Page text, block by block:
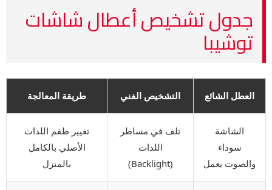
جدول تشخيص أعطال شاشات
توشيبا
العطل الشائع التشخيص الفني طريقة المعالجة
الشاشة
سوداء
والصوت يعمل
تلف في مساطر
اللدات
(Backlight)
تغيير طقم اللدات
الأصلي بالكامل
بالمنزل